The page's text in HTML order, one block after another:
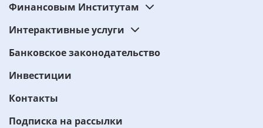
Финансовым Институтам
Интерактивные услуги
Банковское законодательство
Инвестиции
Контакты
Подписка на рассылки